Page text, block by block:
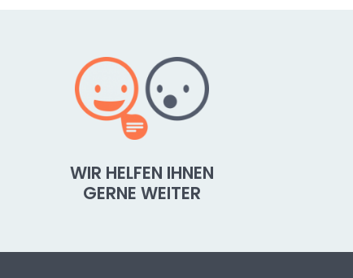
WIR HELFEN IHNEN
GERNE WEITER